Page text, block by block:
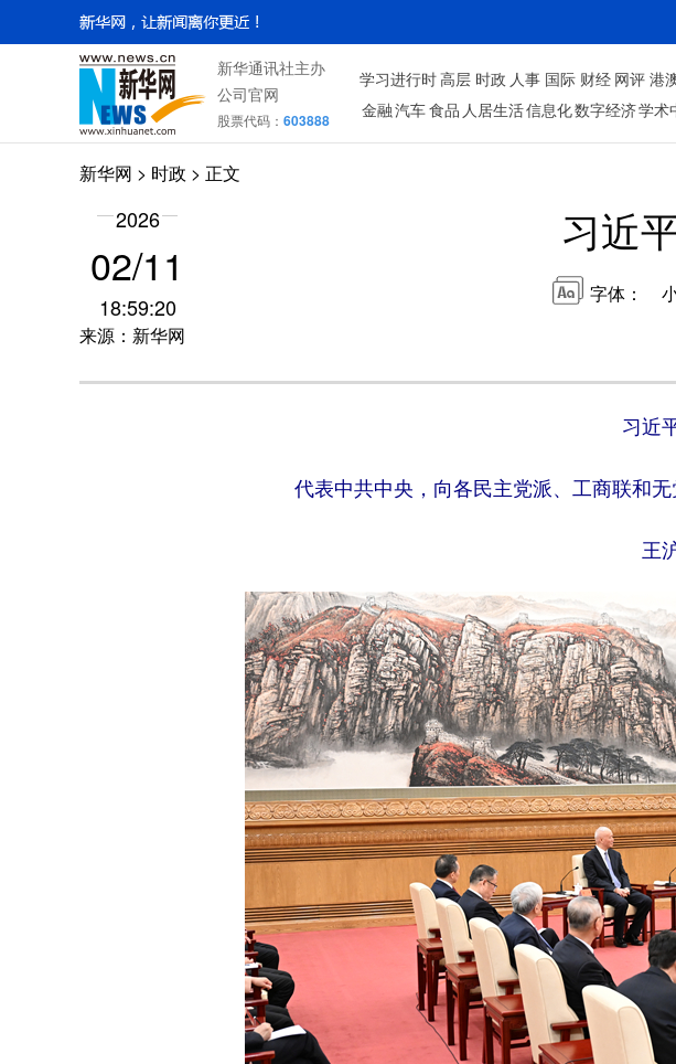
新华通讯社主办
公司官网
股票代码： 603888
学习进行时 高层 时政 人事 国际 财经 网评 港
金融 汽车 食品 人居生活信息化数字经济学术
新华网 > 时政 > 正文
2026
02/11
18:59:20
来源：新华网
习近
字体：
习近
代表中共中央，向各民主党派、工商联和
王